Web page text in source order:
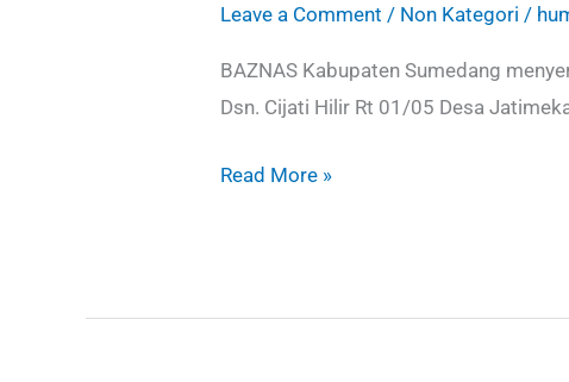
Leave a Comment / Non Kategori /
BAZNAS Kabupaten Sumedang
Dsn. Cijati Hilir Rt 01/05 Desa
Read More »